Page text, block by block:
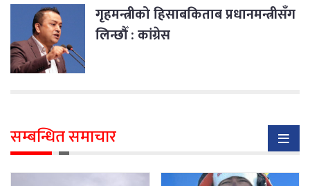
गृहमन्त्रीको हिसाबकिताब प्रधानमन्त्रीसँग
लिन्छौँ : कांग्रेस
सम्बन्धित समाचार